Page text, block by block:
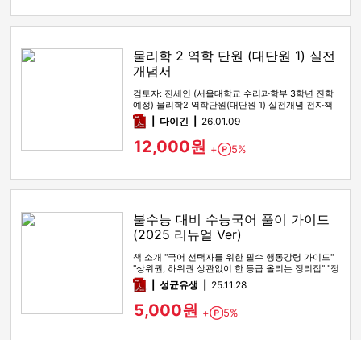
물리학 2 역학 단원 (대단원 1) 실전
개념서
검토자: 진세인 (서울대학교 수리과학부 3학년 진학
예정) 물리학2 역학단원(대단원 1) 실전개념 전자책
입니다. 0. 언제 …
pdf다이긴 26.01.09
12,000원 + Point
5%
불수능 대비 수능국어 풀이 가이드
(2025 리뉴얼 Ver)
책 소개 "국어 선택자를 위한 필수 행동강령 가이드"
"상위권, 하위권 상관없이 한 등급 올리는 정리집" "정
시파이터 적극 …
pdf성균유생 25.11.28
5,000원 + Point
5%